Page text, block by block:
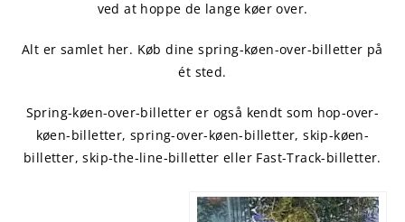
ved at hoppe de lange køer over.
Alt er samlet her. Køb dine spring-køen-over-billetter på
ét sted.
Spring-køen-over-billetter er også kendt som hop-over-
køen-billetter, spring-over-køen-billetter, skip-køen-
billetter, skip-the-line-billetter eller Fast-Track-billetter.